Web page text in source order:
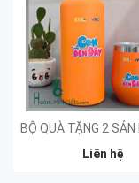
Liên hệ